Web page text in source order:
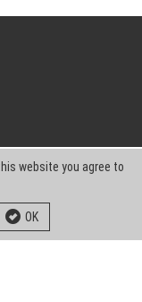
website you agree to
OK